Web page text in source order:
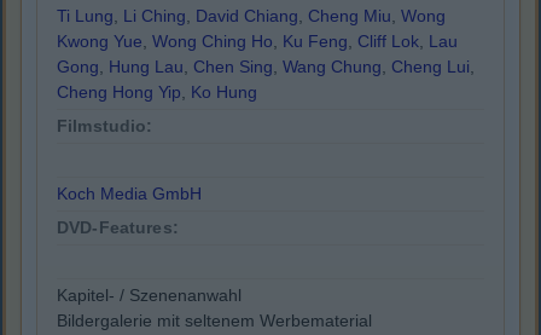
Ti Lung, Li Ching, David Chiang, Cheng Miu, Wong
Kwong Yue, Wong Ching Ho, Ku Feng, Cliff Lok, Lau
Gong, Hung Lau, Chen Sing, Wang Chung, Cheng Lui,
Cheng Hong Yip, Ko Hung
Filmstudio:
Koch Media GmbH
DVD-Features:
Kapitel- / Szenenanwahl
Bildergalerie mit seltenem Werbematerial